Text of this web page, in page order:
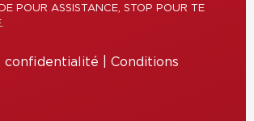
POUR ASSISTANCE, STOP POUR TE
confidentialité
Conditions